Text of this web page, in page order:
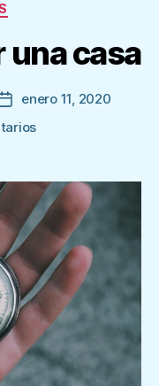
una casa
Post
date
enero 11, 2020
en
una
casa